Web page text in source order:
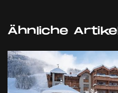
Ähnliche Artikel